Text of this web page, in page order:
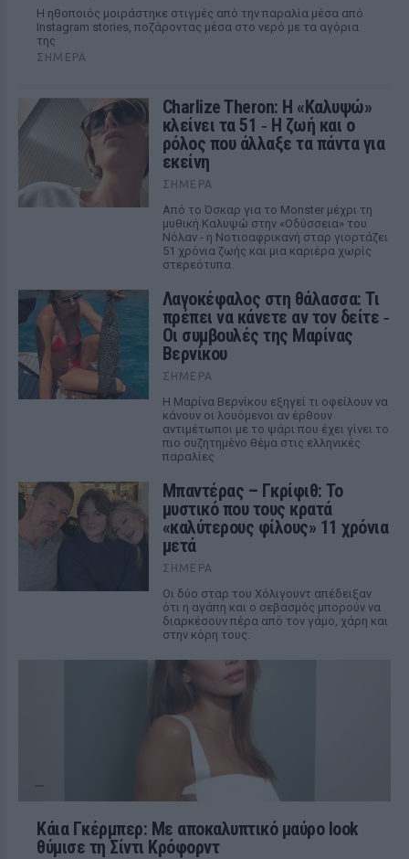
Η ηθοποιός μοιράστηκε στιγμές από την παραλία μέσα από
Instagram stories, ποζάροντας μέσα στο νερό με τα αγόρια
της
ΣΉΜΕΡΑ
Charlize Theron: Η «Καλυψώ»
κλείνει τα 51 ‑ H ζωή και ο
ρόλος που άλλαξε τα πάντα για
εκείνη
ΣΉΜΕΡΑ
Από το Όσκαρ για το Monster μέχρι τη
μυθική Καλυψώ στην «Οδύσσεια» του
Νόλαν - η Νοτιοαφρικανή σταρ γιορτάζει
51 χρόνια ζωής και μια καριέρα χωρίς
στερεότυπα.
Λαγοκέφαλος στη θάλασσα: Τι
πρέπει να κάνετε αν τον δείτε ‑
Οι συμβουλές της Μαρίνας
Βερνίκου
ΣΉΜΕΡΑ
Η Μαρίνα Βερνίκου εξηγεί τι οφείλουν να
κάνουν οι λουόμενοι αν έρθουν
αντιμέτωποι με το ψάρι που έχει γίνει το
πιο συζητημένο θέμα στις ελληνικές
παραλίες
Μπαντέρας – Γκρίφιθ: Το
μυστικό που τους κρατά
«καλύτερους φίλους» 11 χρόνια
μετά
ΣΉΜΕΡΑ
Οι δύο σταρ του Χόλιγουντ απέδειξαν
ότι η αγάπη και ο σεβασμός μπορούν να
διαρκέσουν πέρα από τον γάμο, χάρη και
στην κόρη τους.
Κάια Γκέρμπερ: Με αποκαλυπτικό μαύρο look
θύμισε τη Σίντι Κρόφορντ